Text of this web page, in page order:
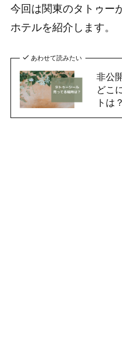
今回は関東のタトゥー
ホテルを紹介します。
あわせて読みたい
非公
どこ
トは